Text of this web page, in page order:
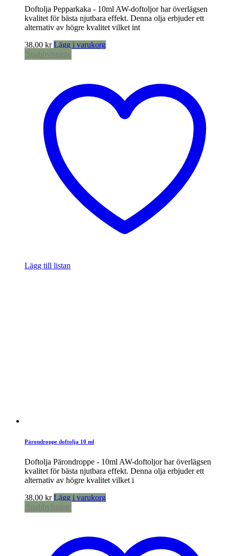
Doftolja Pepparkaka - 10ml AW-doftoljor har överlägsen
kvalitet för bästa njutbara effekt. Denna olja erbjuder ett
alternativ av högre kvalitet vilket int
38,00 kr Lägg i varukorg
Snabbvisning
Lägg till listan
Pärondroppe doftolja 10 ml
Doftolja Pärondroppe - 10ml AW-doftoljor har överlägsen
kvalitet för bästa njutbara effekt. Denna olja erbjuder ett
alternativ av högre kvalitet vilket i
38,00 kr Lägg i varukorg
Snabbvisning